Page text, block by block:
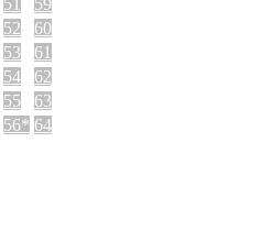
51
59
52
60
53
61
54
62
55
63
56* 64